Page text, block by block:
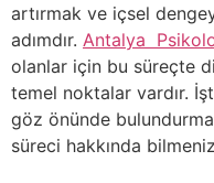
artırmak ve içsel
adımdır. Antalya
olanlar için bu süreçte
temel noktalar vardır.
göz önünde
süreci hakkında